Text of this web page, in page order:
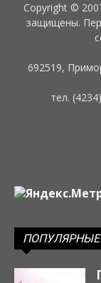
Copyright ©
защищены.
692519,
тел.